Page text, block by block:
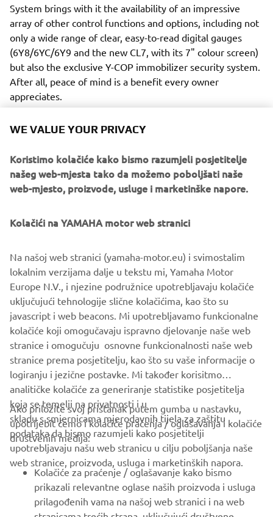
System brings with it the availability of an impressive
array of other control functions and options, including not
only a wide range of clear, easy-to-read digital gauges
(6Y8/6YC/6Y9 and the new CL7, with its 7" colour screen)
but also the exclusive Y-COP immobilizer security system.
After all, peace of mind is a benefit every owner
appreciates.
Yet another attractive advantage of the Digital Network
System is the availability of VTS (Variable Trolling Speed).
controlled in simple-to-set 50 rpm steps from 650 to 900 -
within the speed limit in waterways or marinas.
And there's more. Convenience and ease of rigging are
significant advantages of the digital system and the new
models also feature a powerful 50A alternator to deliver
plenty of power in reserve, to satisfy the demands of
today's on-board electronics.
CORPORATE
FOR BUSINESS
MORE YAMAHA
WE VALUE YOUR PRIVACY
Koristimo kolačiće kako bismo razumjeli posjetitelje
našeg web-mjesta tako da možemo poboljšati naše
web-mjesto, proizvode, usluge i marketinške napore.
Kolačići na YAMAHA motor web stranici
Na našoj web stranici (yamaha-motor.eu) i svimostalim
lokalnim verzijama dalje u tekstu mi, Yamaha Motor
Europe N.V., i njezine podružnice upotrebljavaju kolačiće
uključujući tehnologije slične kolačićima, kao što su
javascript i web beacons. Mi upotrebljavamo funkcionalne
kolačiće koji omogučavaju ispravno djelovanje naše web
stranice i omogučuju osnovne funkcionalnosti naše web
stranice prema posjetitelju, kao što su vaše informacije o
logiranju i jezične postavke. Mi također korisitmo
analitičke kolačiće za generiranje statistike posjetitelja
koja se temelji na privatnosti i u
skladu s smjernicama mjerodavnih tijela za zaštitu
podataka da bismo razumjeli kako posjetitelji
upotrebljavaju našu web stranicu u cilju poboljšanja naše
web stranice, proizvoda, usluga i marketinških napora.
Ako priložite svoj pristanak putem gumba u nastavku,
upotrijebit ćemo i kolačiće praćenja / oglašavanja i kolačiće
društvenih medija:
Kolačiće za praćenje / oglašavanje kako bismo
prikazali relevantne oglase naših proizvoda i usluga
prilagođenih vama na našoj web stranici i na web